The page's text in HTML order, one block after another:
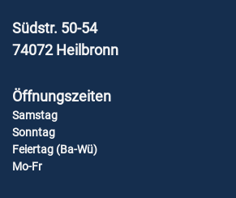
Südstr. 50-54
74072 Heilbronn
Öffnungszeiten
Samstag
Sonntag
Feiertag (Ba-Wü)
Mo-Fr